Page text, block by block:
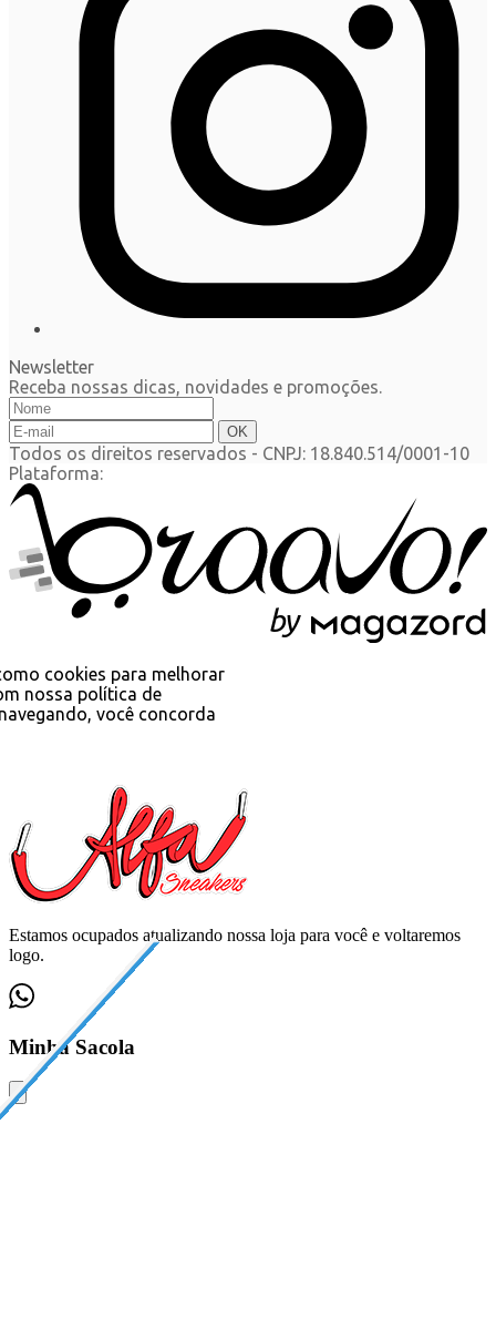
Newsletter
Receba nossas dicas, novidades e promoções.
Todos os direitos reservados - CNPJ: 18.840.514/0001-10
Plataforma:
by
cookies para melhorar
nossa política de
você concorda
Estamos ocupados atualizando nossa loja para você e voltaremos
logo.
Minha Sacola